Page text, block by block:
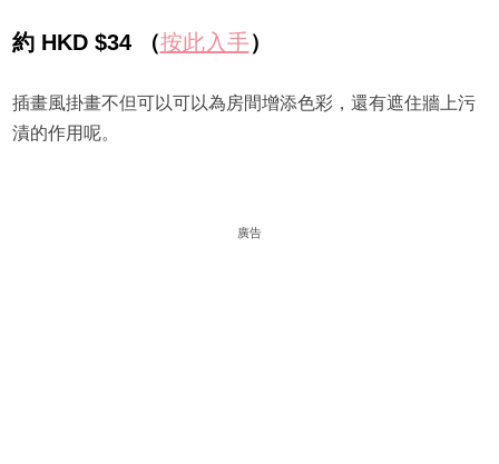
約 HKD $34 （按此入手）
插畫風掛畫不但可以可以為房間增添色彩，還有遮住牆上污
漬的作用呢。
廣告